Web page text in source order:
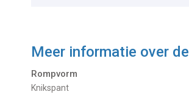
Meer informatie over de
Rompvorm
Knikspant